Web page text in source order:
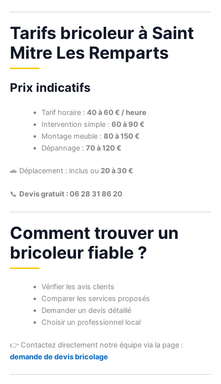
Tarifs bricoleur à Saint
Mitre Les Remparts
Prix indicatifs
Tarif horaire : 40 à 60 € / heure
Intervention simple : 60 à 90 €
Montage meuble : 80 à 150 €
Dépannage : 70 à 120 €
🚗 Déplacement : inclus ou 20 à 30 €
📞 Devis gratuit : 06 28 31 86 20
Comment trouver un
bricoleur fiable ?
Vérifier les avis clients
Comparer les services proposés
Demander un devis détaillé
Choisir un professionnel local
👉 Contactez directement notre équipe via la page :
demande de devis bricolage